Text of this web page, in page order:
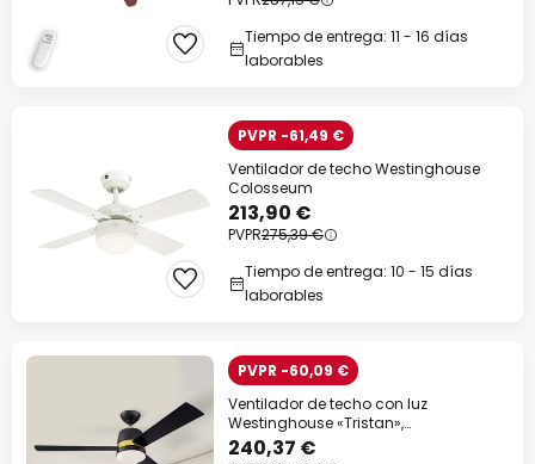
Tiempo de entrega: 11 - 16 días
laborables
PVPR -61,49 €
Ventilador de techo Westinghouse
Colosseum
213,90 €
PVPR275,39 €
Tiempo de entrega: 10 - 15 días
laborables
PVPR -60,09 €
Ventilador de techo con luz
Westinghouse «Tristan»,
negro/madera
240,37 €